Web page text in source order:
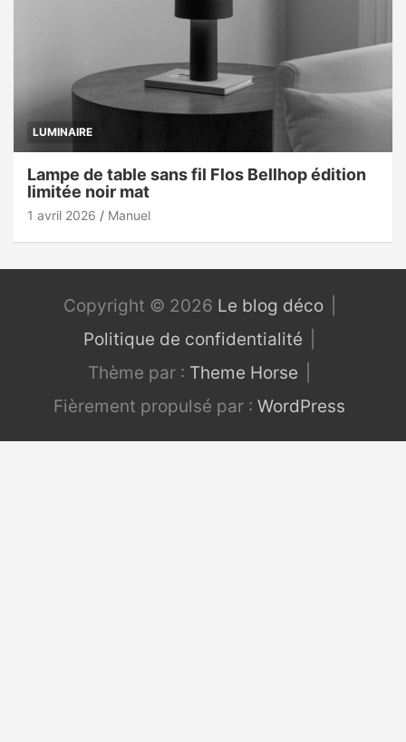
LUMINAIRE
Lampe de table sans fil Flos Bellhop édition
limitée noir mat
1 avril 2026 Manuel
Copyright © 2026 Le blog déco
Politique de confidentialité
Thème par : Theme Horse
Fièrement propulsé par : WordPress